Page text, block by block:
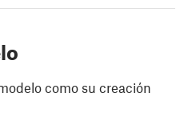
como su creación